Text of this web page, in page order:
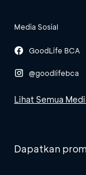
Media Sosial
GoodLife BCA
@goodlifebca
Lihat Semua
Dapatkan